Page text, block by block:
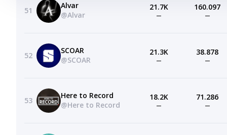
51
Alvar
@Alvar
21.7K
—
160.097
—
52
SCOAR
@SCOAR
21.3K
—
38.878
—
53
Here to Record
@Here to Record
18.2K
—
71.286
—